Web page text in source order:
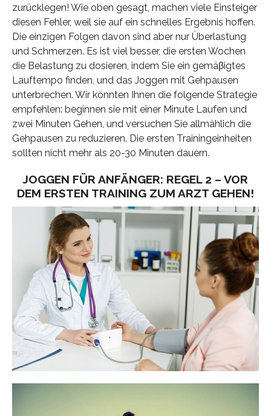
zurücklegen! Wie oben gesagt, machen viele Einsteiger
diesen Fehler, weil sie auf ein schnelles Ergebnis hoffen.
Die einzigen Folgen davon sind aber nur Überlastung
und Schmerzen. Es ist viel besser, die ersten Wochen
die Belastung zu dosieren, indem Sie ein gemäβigtes
Lauftempo finden, und das Joggen mit Gehpausen
unterbrechen. Wir könnten Ihnen die folgende Strategie
empfehlen: beginnen sie mit einer Minute Laufen und
zwei Minuten Gehen, und versuchen Sie allmählich die
Gehpausen zu reduzieren. Die ersten Trainingeinheiten
sollten nicht mehr als 20-30 Minuten dauern.
JOGGEN FÜR ANFÄNGER: REGEL 2 – VOR
DEM ERSTEN TRAINING ZUM ARZT GEHEN!